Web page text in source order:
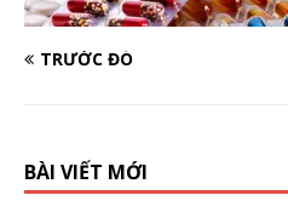
TRƯỚC ĐÓ
BÀI VIẾT MỚI